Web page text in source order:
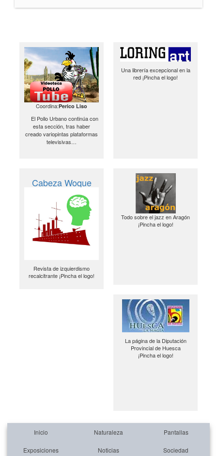
Coordina:Perico Liso
El Pollo Urbano continúa con
esta sección, tras haber
creado variopintas plataformas
televisivas…
Una librería excepcional en la
red ¡Pincha el logo!
Cabeza Woque
Revista de izquierdismo
recalcitrante ¡Pincha el logo!
Todo sobre el jazz en Aragón
¡Pincha el logo!
La página de la Diputación
Provincial de Huesca
¡Pincha el logo!
Inicio Naturaleza Pantallas
Exposiciones Noticias Sociedad